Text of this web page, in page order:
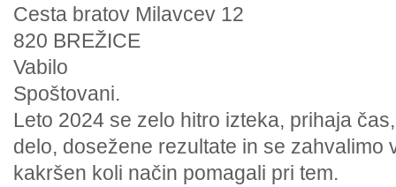
Cesta bratov Milavcev 12
820 BREŽICE
Vabilo
Spoštovani.
Leto 2024 se zelo hitro izteka, prihaja
delo, dosežene rezultate in se zahvalimo
kakršen koli način pomagali pri tem.